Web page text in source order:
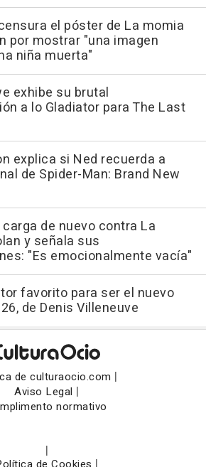
el póster de La momia
por mostrar "una imagen
niña muerta"
exhibe su brutal
a lo Gladiator para The Last
explica si Ned recuerda a
de Spider-Man: Brand New
de nuevo contra La
y señala sus
"Es emocionalmente vacía"
favorito para ser el nuevo
de Denis Villeneuve
de culturaocio.com |
Aviso Legal |
normativo
|